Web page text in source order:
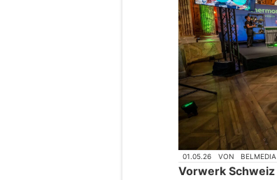
01.05.26 VON
Vorwerk